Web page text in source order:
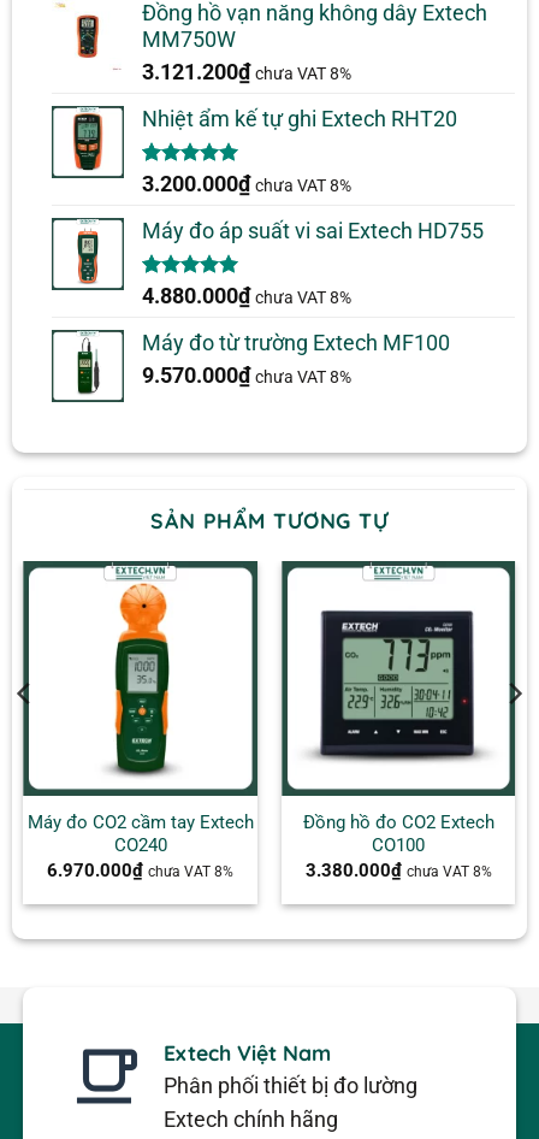
Đồng hồ vạn năng không dây Extech
MM750W
3.121.200₫ chưa VAT 8%
Nhiệt ẩm kế tự ghi Extech RHT20
5.00trên 5
2
đánh giá
3.200.000₫ chưa VAT 8%
Máy đo áp suất vi sai Extech HD755
5.00trên 5
1
đánh giá
4.880.000₫ chưa VAT 8%
Máy đo từ trường Extech MF100
9.570.000₫ chưa VAT 8%
SẢN PHẨM TƯƠNG TỰ
Máy đo CO2 cầm tay Extech
CO240
6.970.000₫ chưa VAT 8%
Đồng hồ đo CO2 Extech
CO100
3.380.000₫ chưa VAT 8%
Extech Việt Nam
Phân phối thiết bị đo lường
Extech chính hãng